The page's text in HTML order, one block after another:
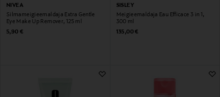
NIVEA
Silmameigieemaldaja Extra Gentle
Eye Make Up Remover, 125 ml
Original Price
5,90 €
SISLEY
Meigieemaldaja Eau Efficace 3 in 1,
300 ml
Original Price
135,00 €